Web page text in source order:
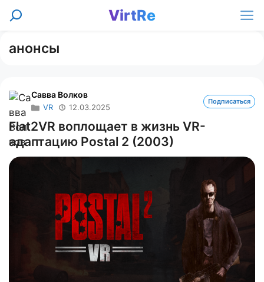
Перейти
VirtRe
Поиск
анонсы
Савва Волков
VR 12.03.2025
Подписаться
Flat2VR воплощает в жизнь VR-
адаптацию Postal 2 (2003)